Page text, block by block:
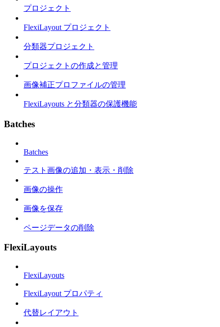
プロジェクト
FlexiLayout プロジェクト
分類器プロジェクト
プロジェクトの作成と管理
画像補正プロファイルの管理
FlexiLayouts と分類器の保護機能
Batches
Batches
テスト画像の追加・表示・削除
画像の操作
画像を保存
ページデータの削除
FlexiLayouts
FlexiLayouts
FlexiLayout プロパティ
代替レイアウト